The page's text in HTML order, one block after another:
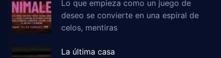
Lo que empieza como un juego de
deseo se convierte en una espiral de
celos, mentiras
La última casa